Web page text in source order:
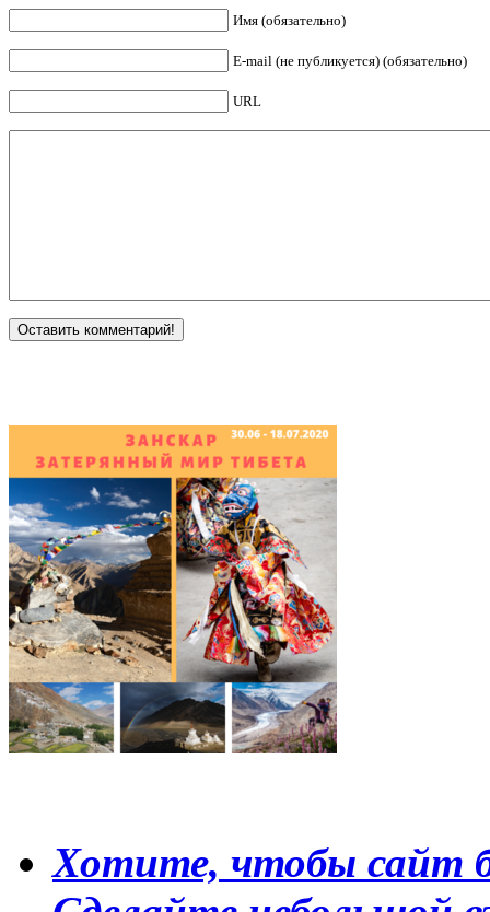
Имя (обязательно)
E-mail (не публикуется) (обязательно)
URL
Хотите, чтобы сайт